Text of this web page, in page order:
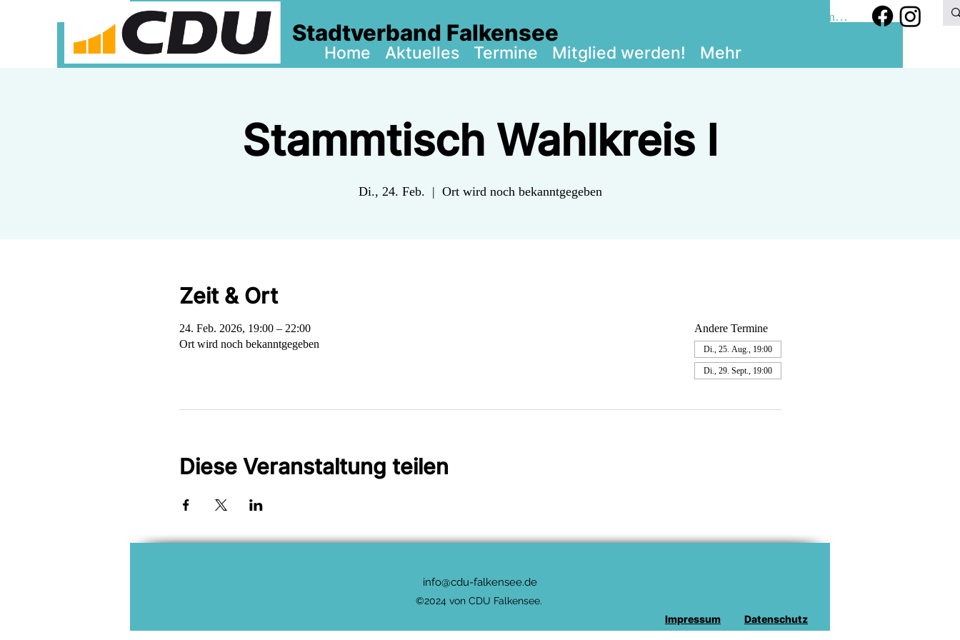
Stadtverband Falkensee
Home Aktuelles Termine Mitglied werden! Mehr
Anmelden
Stammtisch Wahlkreis I
Di., 24. Feb.
  |
Ort wird noch bekanntgegeben
Zeit & Ort
24. Feb. 2026, 19:00 – 22:00
Ort wird noch bekanntgegeben
Andere Termine
Di., 25. Aug., 19:00
Di., 29. Sept., 19:00
Diese Veranstaltung teilen
info@cdu-falkensee.de
©2024 von CDU Falkensee.
Impressum Datenschutz